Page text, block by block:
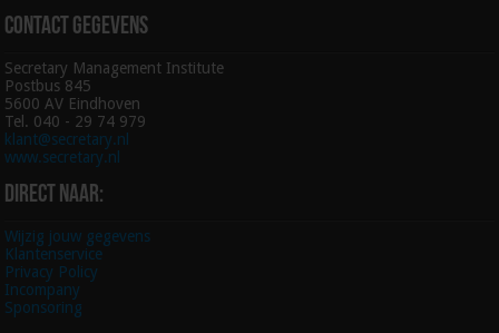
Contact gegevens
Secretary Management Institute
Postbus 845
5600 AV Eindhoven
Tel. 040 - 29 74 979
klant@secretary.nl
www.secretary.nl
Direct naar:
Wijzig jouw gegevens
Klantenservice
Privacy Policy
Incompany
Sponsoring